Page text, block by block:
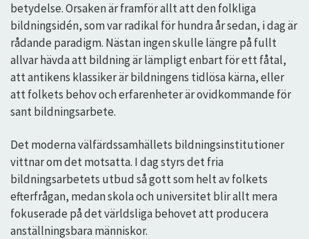
betydelse. Orsaken är framför allt att den folkliga
bildningsidén, som var radikal för hundra år sedan, i dag är
rådande paradigm. Nästan ingen skulle längre på fullt
allvar hävda att bildning är lämpligt enbart för ett fåtal,
att antikens klassiker är bildningens tidlösa kärna, eller
att folkets behov och erfarenheter är ovidkommande för
sant bildningsarbete.
Det moderna välfärdssamhällets bildningsinstitutioner
vittnar om det motsatta. I dag styrs det fria
bildningsarbetets utbud så gott som helt av folkets
efterfrågan, medan skola och universitet blir allt mera
fokuserade på det världsliga behovet att producera
anställningsbara människor.